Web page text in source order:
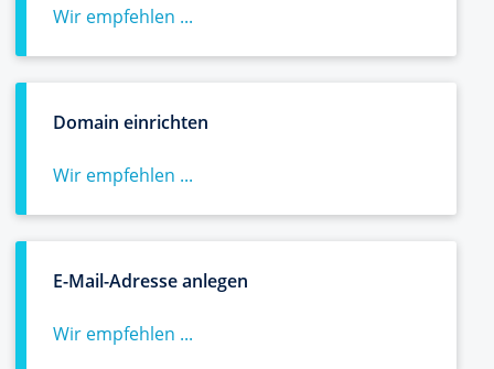
Wir empfehlen ...
Domain einrichten
Wir empfehlen ...
E-Mail-Adresse anlegen
Wir empfehlen ...